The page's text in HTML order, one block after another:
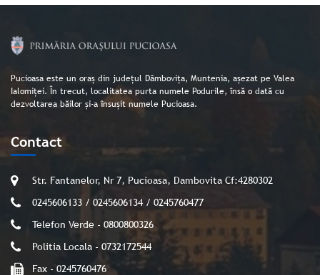
Pucioasa este un oraș din județul Dâmbovița, Muntenia, așezat pe Valea
Ialomiței. În trecut, localitatea purta numele Podurile, însă o dată cu
dezvoltarea băilor și-a însușit numele Pucioasa.
Contact
Str. Fantanelor, Nr 7, Pucioasa, Dambovita Cf:4280302
0245606133 / 0245606134 / 0245760477
Telefon Verde - 0800800326
Politia Locala - 0732172544
Fax - 0245760476